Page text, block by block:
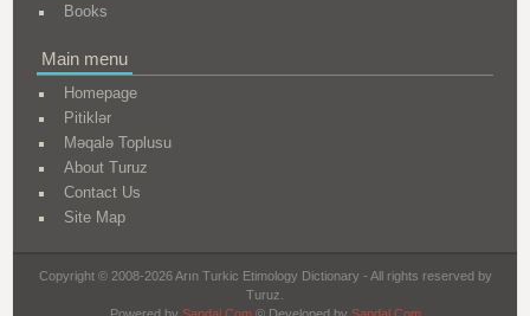
Books
Main menu
Homepage
Pitiklər
Məqalə Toplusu
About Turuz
Contact Us
Site Map
Copyright © 2008-2026 Arın Turkic Etimology Dictionary - All rights reserved by
Turuz.